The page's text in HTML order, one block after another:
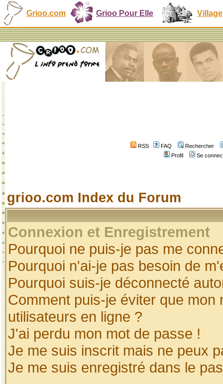
Grioo.com Grioo Pour Elle Village
RSS FAQ
Rechercher
Profil
Se
grioo.com Index du Forum
Connexion et Enregistrement
Pourquoi ne puis-je pas me
Pourquoi n'ai-je pas besoin de
Pourquoi suis-je déconnecté
Comment puis-je éviter que
utilisateurs en ligne ?
J'ai perdu mon mot de passe !
Je me suis inscrit mais ne peux
Je me suis enregistré dans le